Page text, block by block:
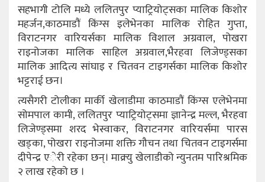
सहभागी टोलि मध्ये ललितपुर प्याट्रियोट्सका मालिक किशोर
महर्जन,काठमाडौं किंग्स इलेभेनका मालिक रोहित गुप्ता,
विराटनगर वारियर्सका मालिक विशाल अग्रवाल, पोखरा
राइनोजका मालिक साहिल अग्रवाल,भैरहवा लिजेण्ड्सका
मालिक आदित्य सांघाइ र चितवन टाइगर्सका मालिक किशोर
भट्टराई छन।
त्यसैगरी टोलीका मार्की खेलाडीमा काठमाडौं किंग्स एलेभेनमा
सोमपाल कामी, ललितपुर प्याट्रियोट्समा ज्ञानेन्द्र मल्ल, भैरहवा
लिजेण्ड्समा शरद भेस्वाकर, विराटनगर वारियर्समा पारस
खड्का, पोखरा राइनोजमा शक्ति गौचन तथा चितवन टाइगर्समा
दीपेन्द्र एेरी रहेका छन्। माक्र्यु खेलाडीको न्युनतम पारिश्रमिक
२ लाख रहेको छ ।